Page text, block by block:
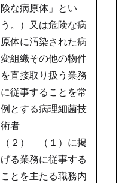
険な病原体」とい
う。）又は危険な病
原体に汚染された病
変組織その他の物件
を直接取り扱う業務
に従事することを常
例とする病理細菌技
術者
（２） （１）に掲
げる業務に従事する
ことを主たる職務内